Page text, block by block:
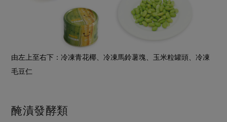
由左上至右下：冷凍青花椰、冷凍馬鈴薯塊、玉米粒罐頭、冷凍
毛豆仁
醃漬發酵類